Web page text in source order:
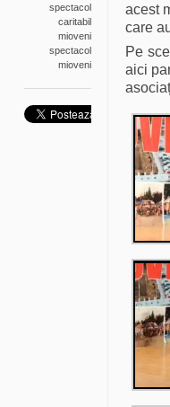
spectacol
caritabil
mioveni
spectacol
mioveni
acest
care
Pe
aici